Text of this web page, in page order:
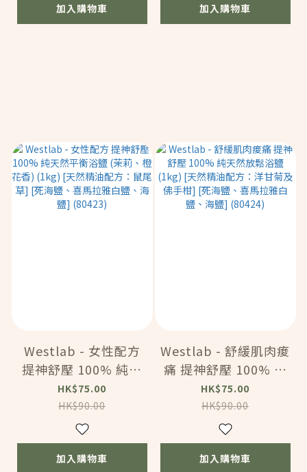
加入購物車 加入購物車
Westlab - 女性配方
提神舒壓 100% 純天
然平衡浴鹽 (茉莉、橙
花香) (1kg) [天然精油
配方：鼠尾草] [死海
鹽、喜馬拉雅白鹽、海
鹽] (80423)
HK$75.00
HK$90.00
加入購物車
Westlab - 舒緩肌肉痠
痛 提神舒壓 100% 純
天然放鬆浴鹽 (1kg)
[天然精油配方：洋甘
菊及佛手柑] [死海
鹽、喜馬拉雅白鹽、海
鹽] (80424)
HK$75.00
HK$90.00
加入購物車